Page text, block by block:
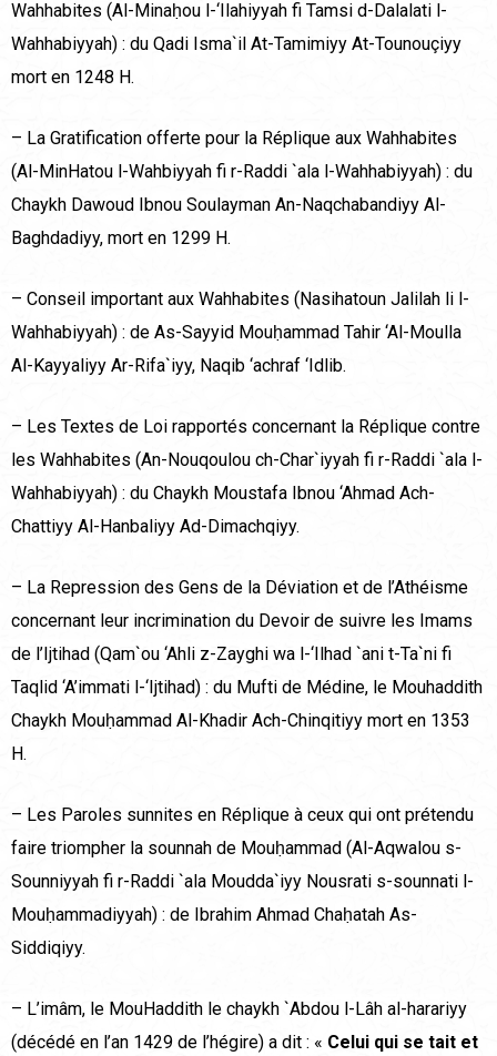
Wahhabites (Al-Minaḥou l-‘Ilahiyyah fi Tamsi d-Dalalati l-
Wahhabiyyah) : du Qadi Isma`il At-Tamimiyy At-Tounouçiyy
mort en 1248 H.
– La Gratification offerte pour la Réplique aux Wahhabites
(Al-MinHatou l-Wahbiyyah fi r-Raddi `ala l-Wahhabiyyah) : du
Chaykh Dawoud Ibnou Soulayman An-Naqchabandiyy Al-
Baghdadiyy, mort en 1299 H.
– Conseil important aux Wahhabites (Nasihatoun Jalilah li l-
Wahhabiyyah) : de As-Sayyid Mouḥammad Tahir ‘Al-Moulla
Al-Kayyaliyy Ar-Rifa`iyy, Naqib ‘achraf ‘Idlib.
– Les Textes de Loi rapportés concernant la Réplique contre
les Wahhabites (An-Nouqoulou ch-Char`iyyah fi r-Raddi `ala l-
Wahhabiyyah) : du Chaykh Moustafa Ibnou ‘Ahmad Ach-
Chattiyy Al-Hanbaliyy Ad-Dimachqiyy.
– La Repression des Gens de la Déviation et de l’Athéisme
concernant leur incrimination du Devoir de suivre les Imams
de l’Ijtihad (Qam`ou ‘Ahli z-Zayghi wa l-‘Ilhad `ani t-Ta`ni fi
Taqlid ‘A’immati l-‘Ijtihad) : du Mufti de Médine, le Mouhaddith
Chaykh Mouḥammad Al-Khadir Ach-Chinqitiyy mort en 1353
H.
– Les Paroles sunnites en Réplique à ceux qui ont prétendu
faire triompher la sounnah de Mouḥammad (Al-Aqwalou s-
Sounniyyah fi r-Raddi `ala Moudda`iyy Nousrati s-sounnati l-
Mouḥammadiyyah) : de Ibrahim Ahmad Chaḥatah As-
Siddiqiyy.
– L’imâm, le MouHaddith le chaykh `Abdou l-Lâh al-harariyy
(décédé en l’an 1429 de l’hégire) a dit : « Celui qui se tait et